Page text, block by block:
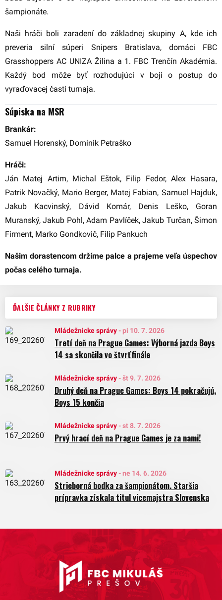
ĎALŠIE ČLÁNKY Z RUBRIKY
Mládežnicke správy-pi 10. 7. 2026
Tretí deň na Prague Games: Výborná jazda Boys
14 sa skončila vo štvrťfinále
Mládežnicke správy-št 9. 7. 2026
Druhý deň na Prague Games: Boys 14 pokračujú,
Boys 15 končia
Mládežnicke správy-st 8. 7. 2026
Prvý hrací deň na Prague Games je za nami!
Mládežnicke správy-ne 14. 6. 2026
Strieborná bodka za šampionátom. Staršia
prípravka získala titul vicemajstra Slovenska
šampionáte.
Naši hráči boli zaradení do základnej skupiny A, kde ich
preveria silní súperi Snipers Bratislava, domáci FBC
Grasshoppers AC UNIZA Žilina a 1. FBC Trenčín Akadémia.
Každý bod môže byť rozhodujúci v boji o postup do
vyraďovacej časti turnaja.
Súpiska na MSR
Brankár:
Samuel Horenský, Dominik Petraško
Hráči:
Ján Matej Artim, Michal Eštok, Filip Fedor, Alex Hasara,
Patrik Novačký, Mario Berger, Matej Fabian, Samuel Hajduk,
Jakub Kacvinský, Dávid Komár, Denis Leško, Goran
Muranský, Jakub Pohl, Adam Pavlíček, Jakub Turčan, Šimon
Firment, Marko Gondkovič, Filip Pankuch
Našim dorastencom držíme palce a prajeme veľa úspechov
počas celého turnaja.